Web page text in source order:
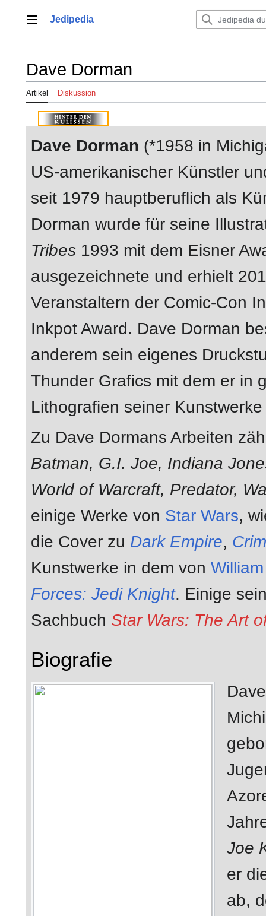
springenHauptmenü
Jedipedia
Dave Dorman
Artikel Diskussion
Dave Dorman (*1958 in
US-amerikanischer Künstler
seit 1979 hauptberuflich als
Dorman wurde für seine
Tribes 1993 mit dem Eisner
ausgezeichnete und erhielt
Veranstaltern der Comic-Con
Inkpot Award. Dave Dorman
anderem sein eigenes
Thunder Grafics mit dem er in
Lithografien seiner
Zu Dave Dormans Arbeiten
Batman, G.I. Joe, Indiana
World of Warcraft, Predator,
einige Werke von Star Wars,
die Cover zu Dark Empire,
Kunstwerke in dem von
Forces: Jedi Knight. Einige
Sachbuch Star Wars: The Art
Biografie
Joe
er
ab,